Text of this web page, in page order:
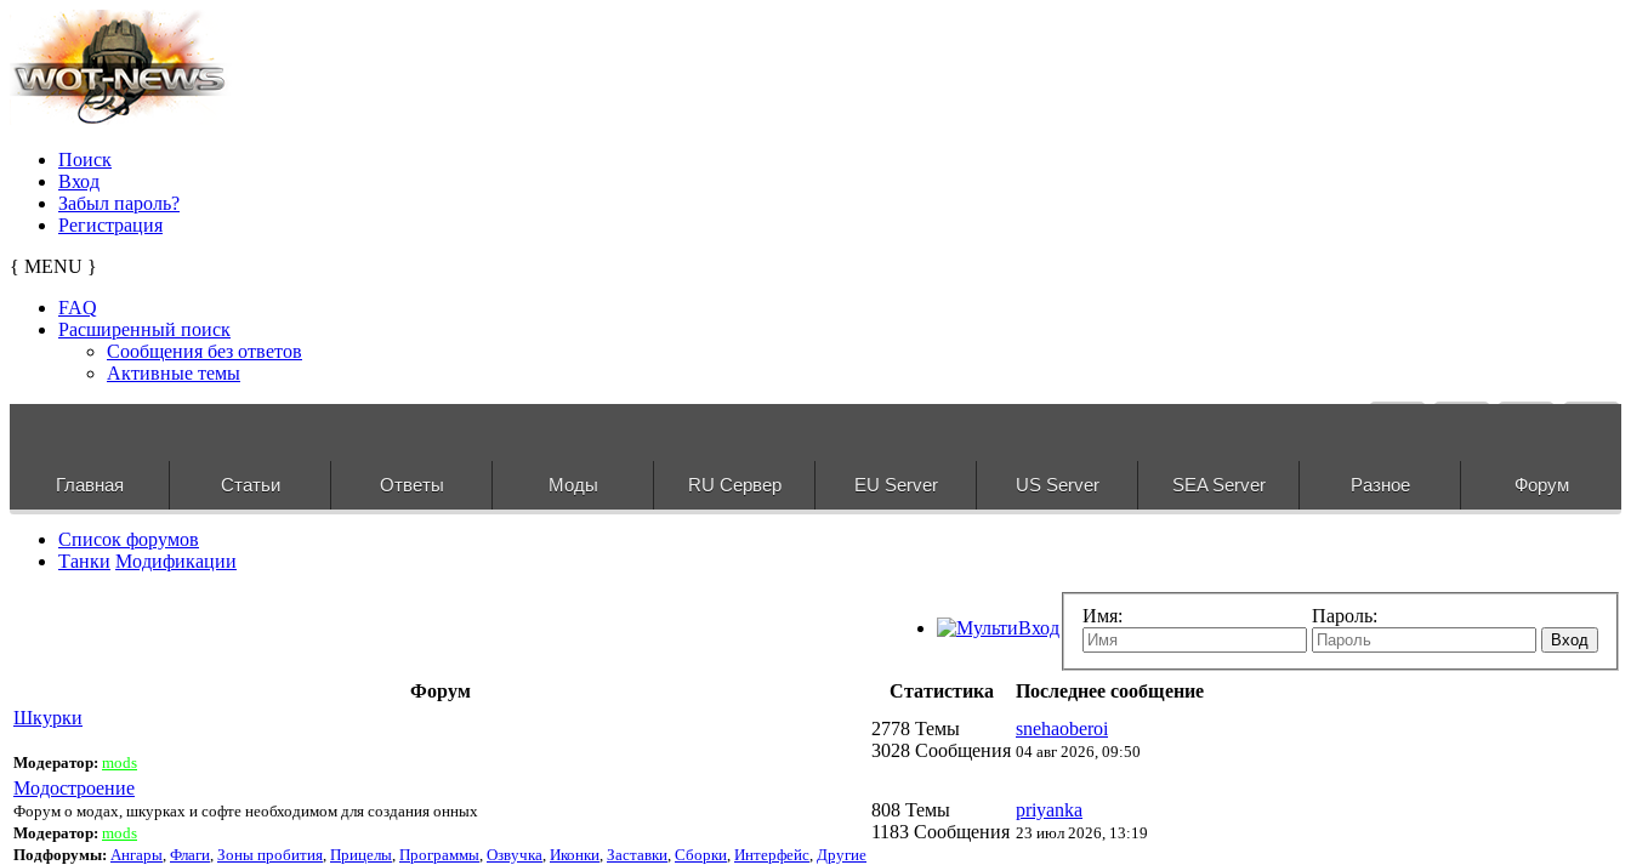
Поиск
Вход
Забыл пароль?
Регистрация
{ MENU }
FAQ
Расширенный поиск
Сообщения без ответов
Активные темы
Главная Статьи Ответы Моды RU Сервер EU Server US Server SEA Server Разное Форум
Список форумов
Танки Модификации
Имя: Пароль:
Вход
Форум Статистика
Последнее сообщение
Шкурки
Модератор: mods
2778 Темы
3028 Сообщения
snehaoberoi
04 авг 2026, 09:50
Модостроение
Форум о модах, шкурках и софте необходимом для создания онных
Модератор: mods
Подфорумы: Ангары Флаги Зоны пробития Прицелы Программы Озвучка Иконки Заставки Сборки Интерфейс Другие
808 Темы
1183 Сообщения
priyanka
23 июл 2026, 13:19